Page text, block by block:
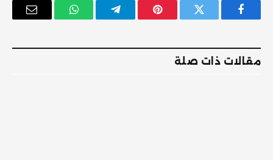
فيسبوك تويتر بينتيريستتيلقرام واتساب
البريد
مقالات ذات صلة